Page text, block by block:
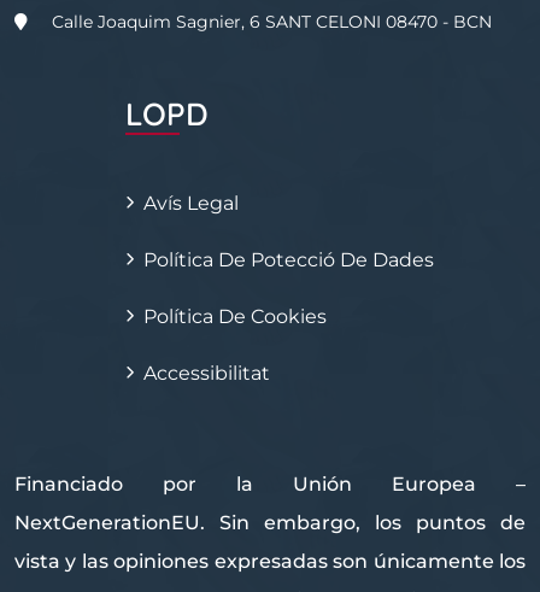
Calle Joaquim Sagnier, 6 SANT CELONI 08470 - BCN
LOPD
Avís Legal
Política De Potecció De Dades
Política De Cookies
Accessibilitat
Financiado por la Unión Europea –
NextGenerationEU. Sin embargo, los puntos de
vista y las opiniones expresadas son únicamente los